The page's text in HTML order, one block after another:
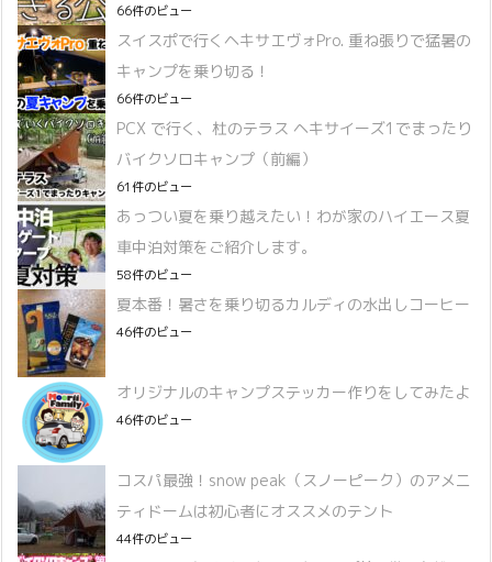
66件のビュー
スイスポで行くヘキサエヴォPro. 重ね張りで猛暑の
キャンプを乗り切る！
66件のビュー
PCX で行く、杜のテラス ヘキサイーズ1でまったり
バイクソロキャンプ（前編）
61件のビュー
あっつい夏を乗り越えたい！わが家のハイエース夏
車中泊対策をご紹介します。
58件のビュー
夏本番！暑さを乗り切るカルディの水出しコーヒー
46件のビュー
オリジナルのキャンプステッカー作りをしてみたよ
46件のビュー
コスパ最強！snow peak（スノーピーク）のアメニ
ティドームは初心者にオススメのテント
44件のビュー